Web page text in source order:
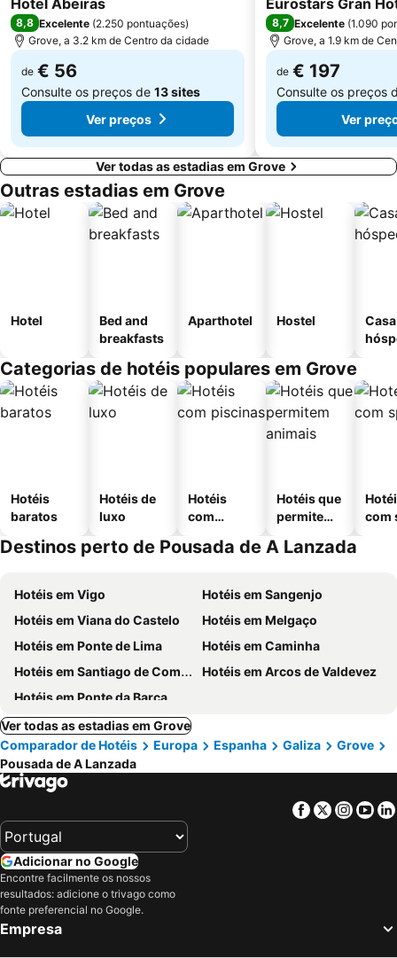
Aeropuerto de Vigo - Peinador
Hotel Abeiras
8,8 Excelente (2.250 pontuações)
Grove, a 3.2 km de Centro da cidade
de € 56
Consulte os preços de 13 sites
Ver preços
Eurostars Gran
8,7 Excelente (1.090
Grove, a 1.9 km de
de € 197
Consulte os preços
Ver
Ver todas as estadias em Grove
Outras estadias em Grove
Hotel
Bed and
breakfasts
Aparthotel Hostel
Categorias de hotéis populares em Grove
Hotéis
baratos
Hotéis de
luxo
Hotéis
com
Hotéis que
permitem
com
Destinos perto de Pousada de A Lanzada
Hotéis em Vigo
Hotéis em Sangenjo
Hotéis em Viana do Castelo
Hotéis em Melgaço
Hotéis em Ponte de Lima
Hotéis em Caminha
Hotéis em Santiago de Compostela
Hotéis em Arcos de Valdevez
Hotéis em Ponte da Barca
Ver todas as estadias em Grove
Comparador de Hotéis
Europa Espanha Galiza
Grove
Pousada de A Lanzada
Facebook
Twitter
Adicionar no Google
Encontre facilmente os nossos
resultados: adicione o trivago como
fonte preferencial no Google.
Empresa